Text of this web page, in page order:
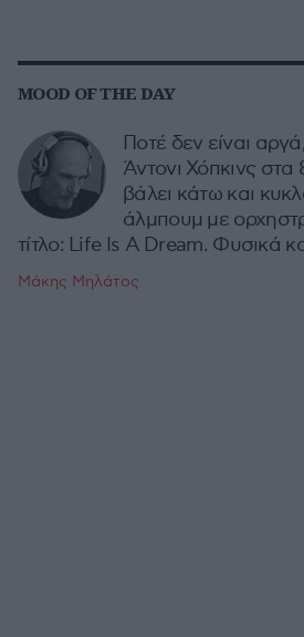
MOOD OF THE DAY
Ποτέ δεν είναι
Άντονι Χόπκινς στα
βάλει κάτω και
άλμπουμ με
τίτλο: Life Is A Dream. Φυσικά
Μάκης Μηλάτος